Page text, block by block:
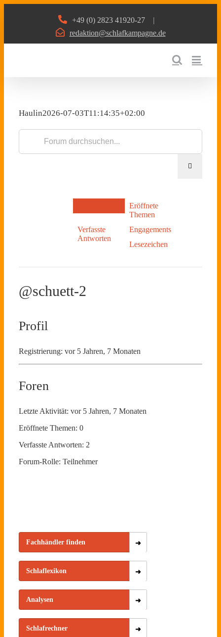
+49 (0) 2823 41920-27
|
redaktion@schlafkampagne.de
Haulin2026-07-03T11:14:35+02:00
Eröffnete
Themen
Verfasste
Antworten
Engagements
Lesezeichen
@schuett-2
Profil
Registrierung: vor 5 Jahren, 7 Monaten
Foren
Letzte Aktivität: vor 5 Jahren, 7 Monaten
Eröffnete Themen: 0
Verfasste Antworten: 2
Forum-Rolle: Teilnehmer
Fachhändler finden
Schlaflexikon
Analysen
Schlafrechner